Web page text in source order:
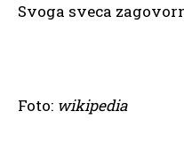
Svoga sveca
Foto: wikipedia